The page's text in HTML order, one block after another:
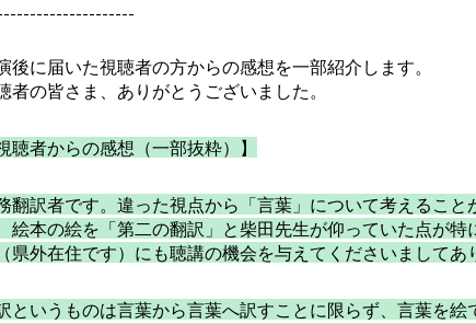
後に届いた視聴者の方からの感想を一部紹介します。
者の皆さま、ありがとうございました。
聴者からの感想（一部抜粋）】
翻訳者です。違った視点から「言葉」について考えること
絵本の絵を「第二の翻訳」と柴田先生が仰っていた点が特
県外在住です）にも聴講の機会を与えてくださいましてあ
というものは言葉から言葉へ訳すことに限らず、言葉を絵